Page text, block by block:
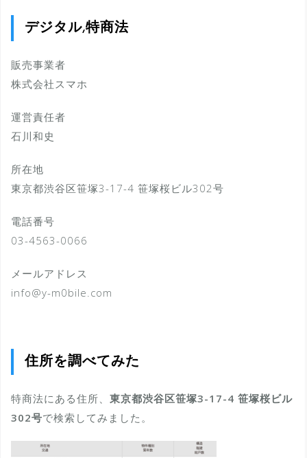
デジタル,特商法
販売事業者
株式会社スマホ
運営責任者
石川和史
所在地
東京都渋谷区笹塚3-17-4 笹塚桜ビル302号
電話番号
03-4563-0066
メールアドレス
info@y-m0bile.com
住所を調べてみた
特商法にある住所、 東京都渋谷区笹塚3-17-4 笹塚桜ビル
302号で検索してみました。